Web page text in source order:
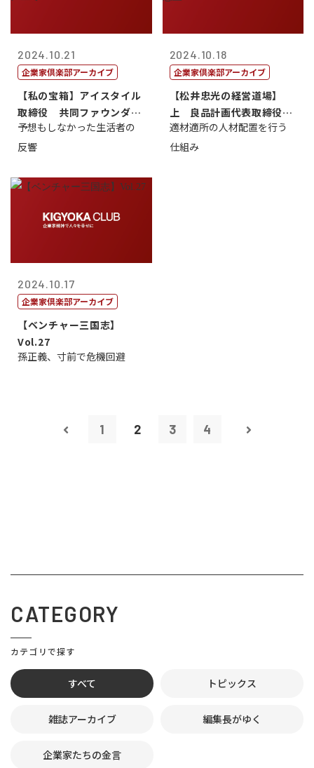
2024.10.21
企業家倶楽部アーカイブ
【私の宝箱】アイスタイル
取締役 共同ファウンダ
ー 山田メユミ
予想もしなかった生活者の
反響
2024.10.18
企業家倶楽部アーカイブ
【松井忠光の経営道場】
上 良品計画代表取締役会
長 松井忠三
適材適所の人材配置を行う
仕組み
2024.10.17
企業家倶楽部アーカイブ
【ベンチャー三国志】
Vol.27
孫正義、寸前で危機回避
1 2 3 4
CATEGORY
カテゴリで探す
すべて トピックス
雑誌アーカイブ 編集長がゆく
企業家たちの金言